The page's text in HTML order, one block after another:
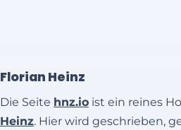
Florian Heinz
Die Seite hnz.io ist ein reines
Heinz. Hier wird geschrieben,